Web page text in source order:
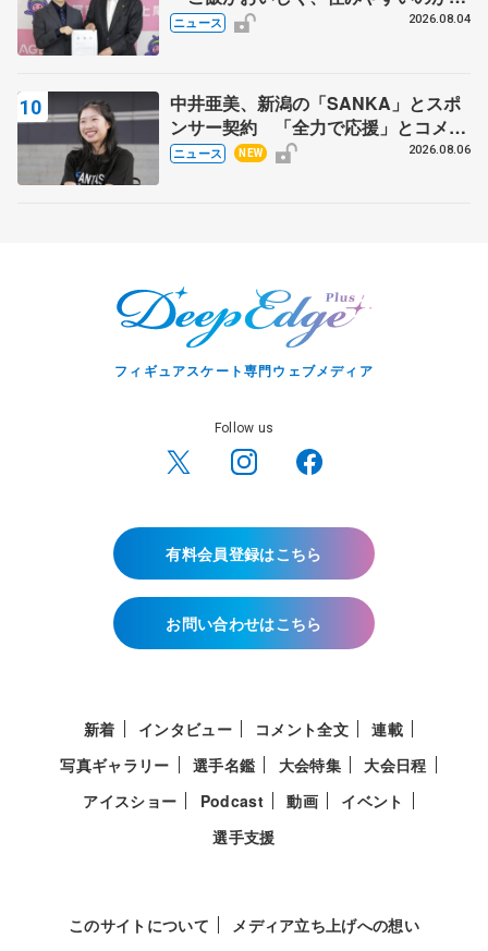
力」
ニュース 2026.08.04
中井亜美、新潟の「SANKA」とスポ
ンサー契約 「全力で応援」とコメン
ト
ニュース NEW 2026.08.06
フィギュアスケート専門ウェブメディア
Follow us
有料会員登録はこちら
お問い合わせはこちら
新着 インタビュー コメント全文
連載
写真ギャラリー
選手名鑑 大会特集
大会日程
アイスショー
Podcast 動画
イベント
選手支援
このサイトについて メディア立ち上げへの想い